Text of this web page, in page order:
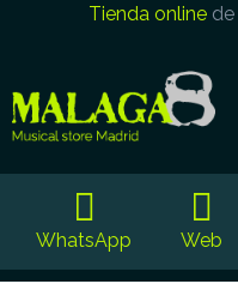
Tienda onlinede
WhatsApp Web